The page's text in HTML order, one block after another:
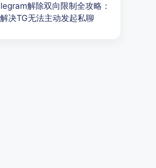
解除双向限制全攻略：
决TG无法主动发起私聊